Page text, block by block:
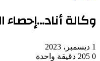
وكالة أناد…إحصاء
1 ديسمبر، 2023
0
دقيقة واحدة